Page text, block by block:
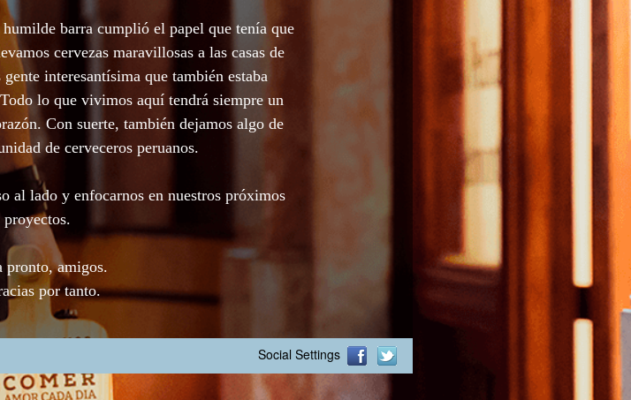
barra cumplió el papel que tenía que
cervezas maravillosas a las casas de
interesantísima que también estaba
lo que vivimos aquí tendrá siempre un
Con suerte, también dejamos algo de
de cerveceros peruanos.
al lado y enfocarnos en nuestros próximos
proyectos.
pronto, amigos.
por tanto.
Social Settings